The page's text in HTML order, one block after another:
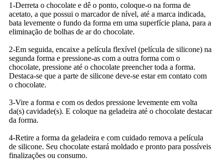
1-Derreta o chocolate e dê o ponto, coloque-o na forma de
acetato, a que possui o marcador de nível, até a marca indicada,
bata levemente o fundo da forma em uma superfície plana, para a
eliminação de bolhas de ar do chocolate.
2-Em seguida, encaixe a película flexível (película de silicone) na
segunda forma e pressione-as com a outra forma com o
chocolate, pressione até o chocolate preencher toda a forma.
Destaca-se que a parte de silicone deve-se estar em contato com
o chocolate.
3-Vire a forma e com os dedos pressione levemente em volta
da(s) cavidade(s). E coloque na geladeira até o chocolate destacar
da forma.
4-Retire a forma da geladeira e com cuidado remova a película
de silicone. Seu chocolate estará moldado e pronto para possíveis
finalizações ou consumo.